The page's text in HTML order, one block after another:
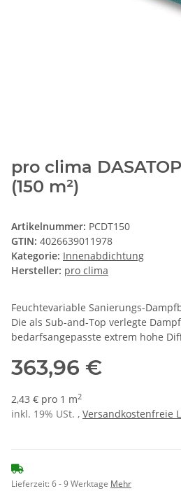
pro clima
(150 m²)
Artikelnummer: PCDT150
GTIN: 4026639011978
Kategorie: Innenabdichtung
Hersteller: pro clima
Feuchtevariable Sanierungs-
Die als Sub-and-Top verlegte
bedarfsangepasste extrem hohe
363,96 €
2,43 € pro 1 m2
inkl. 19% USt. , Versandkostenfreie
Lieferzeit:6 - 9 Werktage Mehr